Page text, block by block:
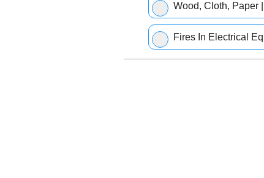
Wood, Cloth, Paper
Fires In Electrical